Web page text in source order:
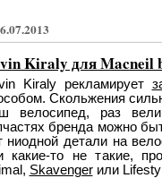
Kiraly для Macneil
Kiraly рекламирует
Скольжения
велосипед, раз
бренда можно
ниодной детали на
какие-то не такие,
Skavengerили